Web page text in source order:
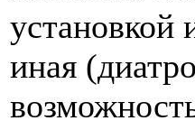
установкой
иная